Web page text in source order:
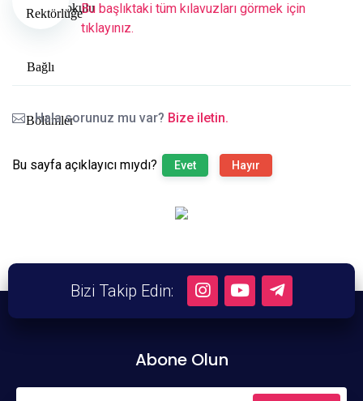
Bu başlıktaki tüm kılavuzları görmek için
tıklayınız.
Hala sorunuz mu var? Bize iletin.
Bu sayfa açıklayıcı mıydı? Evet Hayır
Bizi Takip Edin:
Abone Olun